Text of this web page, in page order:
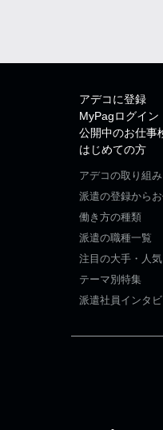
アデコに登録
MyPagログイン
公開中のお仕事
はじめての方
アデコの取り組み
派遣の登録から
働き方の種類
派遣の職種一覧
注目の大手・人
テーマ別特集
派遣社員インタ